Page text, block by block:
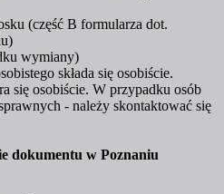
(część B formularza dot.
wymiany)
składa się osobiście.
się osobiście. W przypadku osób
- należy skontaktować się
dokumentu w Poznaniu